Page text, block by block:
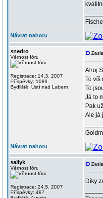
Návrat nahoru
snedro
Věrnost fóru
Registrace: 14.3. 2007
Příspěvky: 1089
Bydliště: Ústí nad Labem
Ahoj
To víš
To
Já to
Pak
Ale já
Návrat nahoru
sallyk
Věrnost fóru
Registrace: 24.5. 2007
Příspěvky: 497
Díky